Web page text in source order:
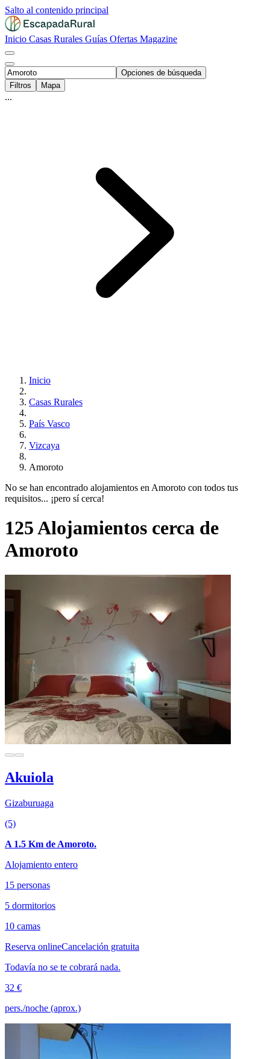
Salto al contenido principal
Inicio Casas Rurales Guías Ofertas Magazine
Opciones de búsqueda
Filtros
Mapa
...
Inicio
Casas Rurales
País Vasco
Vizcaya
Amoroto
No se han encontrado alojamientos en Amoroto con todos tus
requisitos... ¡pero sí cerca!
125 Alojamientos cerca de
Amoroto
Akuiola
Gizaburuaga
(5)
A 1.5 Km de Amoroto.
Alojamiento entero
15 personas
5 dormitorios
10 camas
Reserva onlineCancelación gratuita
Todavía no se te cobrará nada.
32 €
pers./noche (aprox.)